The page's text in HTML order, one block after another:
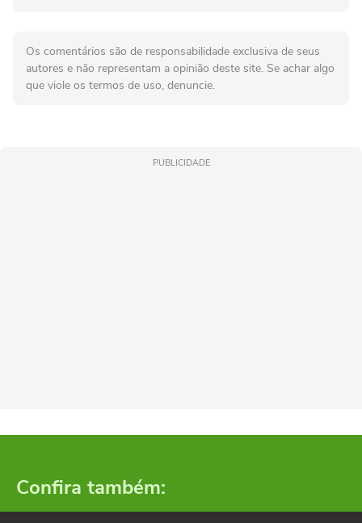
Os comentários são de responsabilidade exclusiva de seus
autores e não representam a opinião deste site. Se achar algo
que viole os termos de uso, denuncie.
PUBLICIDADE
Confira também: